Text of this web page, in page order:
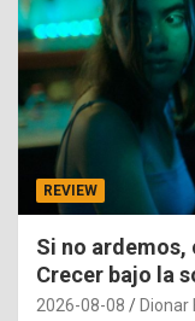
REVIEW
Si no
Crecer bajo la
2026-08-08 Dionar